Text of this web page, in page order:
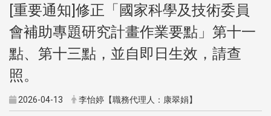
[重要通知]修正「國家科學及技術委員
會補助專題研究計畫作業要點」第十一
點、第十三點，並自即日生效，請查
照。
2026-04-13 李怡婷【職務代理人：康翠娟】